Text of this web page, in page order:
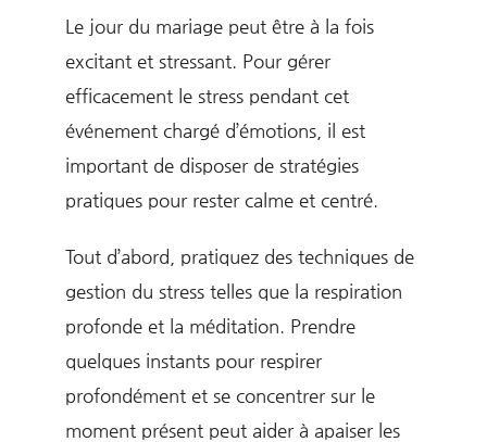
Le jour du mariage peut être à la fois
excitant et stressant. Pour gérer
efficacement le stress pendant cet
événement chargé d’émotions, il est
important de disposer de stratégies
pratiques pour rester calme et centré.
Tout d’abord, pratiquez des techniques de
gestion du stress telles que la respiration
profonde et la méditation. Prendre
quelques instants pour respirer
profondément et se concentrer sur le
moment présent peut aider à apaiser les